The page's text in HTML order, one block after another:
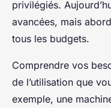
privilégiés.
avancées, mais
tous les budgets.
Comprendre vos
de l’utilisation que
exemple, une